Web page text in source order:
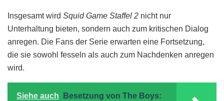
Insgesamt wird Squid Game Staffel 2 nicht nur
Unterhaltung bieten, sondern auch zum kritischen Dialog
anregen. Die Fans der Serie erwarten eine Fortsetzung,
die sie sowohl fesseln als auch zum Nachdenken anregen
wird.
Siehe auch
Besetzung von The Boys: